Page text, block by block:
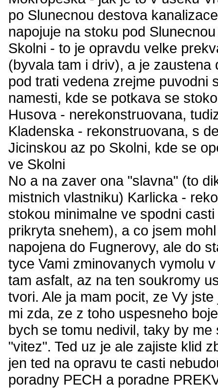
po Slunecnou destova
napojuje na stoku pod Slunecnou
Skolni - to je opravdu velke
(byvala tam i driv), a je
pod trati vedena zrejme puvodni
namesti, kde se potkava se
Husova - nerekonstruovana,
Kladenska - rekonstruovana, s
Jicinskou az po Skolni, kde se
ve Skolni
No a na zaver ona "slavna" (to
mistnich vlastniku) Karlicka -
stokou minimalne ve spodni
prikryta snehem), a co jsem
napojena do Fugnerovy, ale do
tyce Vami zminovanych vymolu
tam asfalt, az na ten soukromy
tvori. Ale ja mam pocit, ze Vy
mi zda, ze z toho uspesneho
bych se tomu nedivil, taky by
"vitez". Ted uz je ale zajiste klid
jen ted na opravu te casti
poradny PECH a poradne